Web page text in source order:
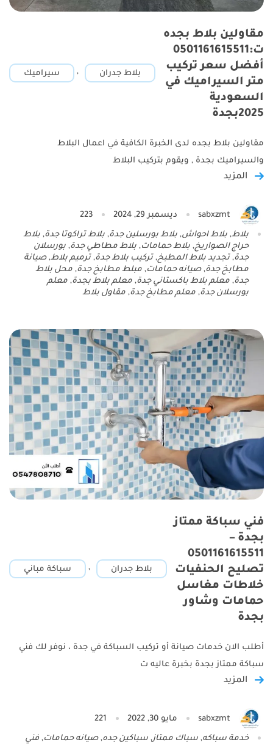
بلاط جدران , سيراميك
مقاولين بلاط بجده
ت:0501161615511
أفضل سعر تركيب
متر السيراميك في
السعودية
2025بجدة
مقاولين بلاط بجده لدى الخبرة الكافية في اعمال البلاط
والسيراميك بجدة , ويقوم بتركيب البلاط
المزيد
sabxzmt ديسمبر 29, 2024 223
بلاط, بلاط احواش, بلاط بورسلين جدة, بلاط تراكوتا جدة, بلاط
حراج الصواريخ, بلاط حمامات, بلاط مطاطي جدة, بورسلان
جدة, تجديد بلاط المطبخ, تركيب بلاط جدة, ترميم بلاط,صيانة
مطابخ جدة,صيانه حمامات, مبلط مطابخ جدة, محل بلاط
جدة, معلم بلاط باكستاني جدة, معلم بلاط بجدة, معلم
بورسلان جدة, معلم مطابخ جدة, مقاول بلاط
بلاط جدران , سباكة مباني
فني سباكة ممتاز
بجدة –
0501161615511
تصليح الحنفيات
خلاطات مغاسل
حمامات وشاور
بجدة
أطلب الان خدمات صيانة أو تركيب السباكة في جدة ، نوفر لك فني
سباكة ممتاز بجدة بخبرة عاليه ت
المزيد
sabxzmt مايو 30, 2022 221
خدمة سباكه, سباك ممتاز, سباكين جده,صيانه حمامات, فني